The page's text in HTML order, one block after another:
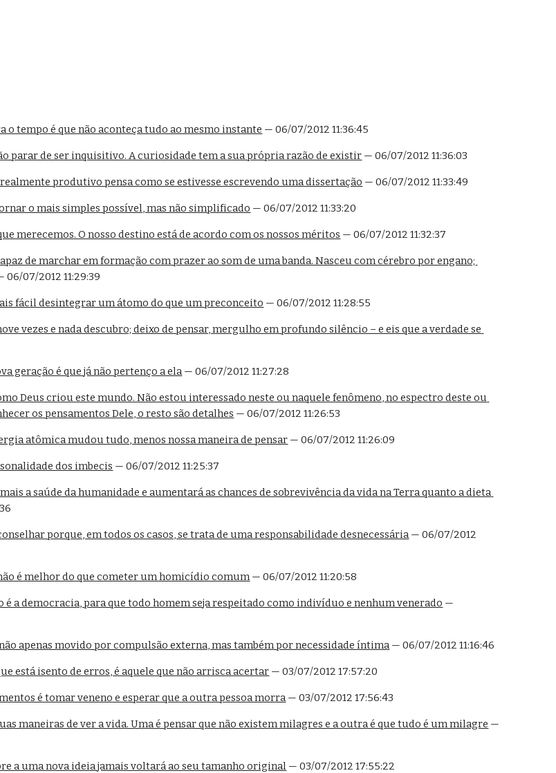
o tempo é que não aconteça tudo ao mesmo instante — 06/07/2012 11:36:45
parar de ser inquisitivo. A curiosidade tem a sua própria razão de existir — 06/07/2012 11:36:03
produtivo pensa como se estivesse escrevendo uma dissertação — 06/07/2012 11:33:49
o mais simples possível, mas não simplificado — 06/07/2012 11:33:20
merecemos. O nosso destino está de acordo com os nossos méritos — 06/07/2012 11:32:37
de marchar em formação com prazer ao som de uma banda. Nasceu com cérebro por engano;
06/07/2012 11:29:39
fácil desintegrar um átomo do que um preconceito — 06/07/2012 11:28:55
vezes e nada descubro; deixo de pensar, mergulho em profundo silêncio – e eis que a verdade se
geração é que já não pertenço a ela — 06/07/2012 11:27:28
Deus criou este mundo. Não estou interessado neste ou naquele fenômeno, no espectro deste ou
os pensamentos Dele, o resto são detalhes — 06/07/2012 11:26:53
atômica mudou tudo, menos nossa maneira de pensar — 06/07/2012 11:26:09
dos imbecis — 06/07/2012 11:25:37
a saúde da humanidade e aumentará as chances de sobrevivência da vida na Terra quanto a dieta
porque, em todos os casos, se trata de uma responsabilidade desnecessária — 06/07/2012
é melhor do que cometer um homicídio comum — 06/07/2012 11:20:58
a democracia, para que todo homem seja respeitado como indivíduo e nenhum venerado —
apenas movido por compulsão externa, mas também por necessidade íntima — 06/07/2012 11:16:46
está isento de erros, é aquele que não arrisca acertar — 03/07/2012 17:57:20
é tomar veneno e esperar que a outra pessoa morra — 03/07/2012 17:56:43
maneiras de ver a vida. Uma é pensar que não existem milagres e a outra é que tudo é um milagre —
a uma nova ideia jamais voltará ao seu tamanho original — 03/07/2012 17:55:22